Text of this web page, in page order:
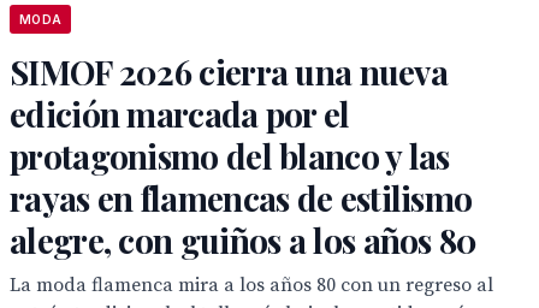
MODA
SIMOF 2026 cierra una nueva
edición marcada por el
protagonismo del blanco y las
rayas en flamencas de estilismo
alegre, con guiños a los años 80
La moda flamenca mira a los años 80 con un regreso al